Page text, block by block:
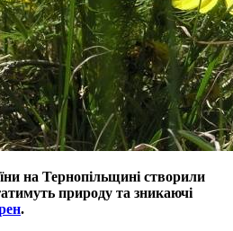
на Тернопільщині створили
природу та зникаючі
.